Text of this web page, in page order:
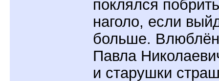
поклялся
наголо, если
больше.
Павла
и старушки